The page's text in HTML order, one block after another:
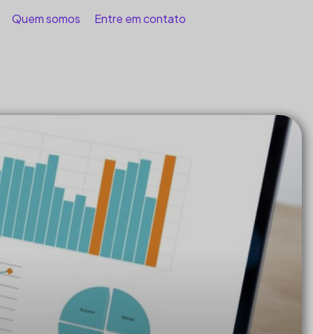
Quem somos Entre em contato